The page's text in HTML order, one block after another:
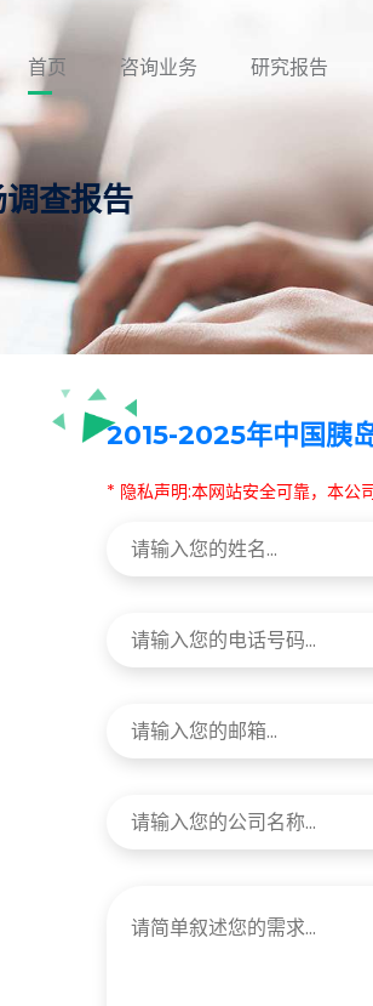
首页 咨询业务 研究报告
查报告
2015-2025年中国胰
* 隐私声明:本网站安全可靠，本公